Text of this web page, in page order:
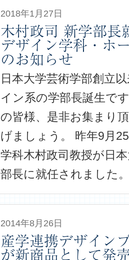
2018年1月27日
木村政司 新学部長
デザイン学科・ホ
のお知らせ
日本大学芸術学部創立
イン系の学部長誕生で
の皆様、是非お集まり
げましょう。 昨年9月
学科木村政司教授が日
部長に就任されました
2014年8月26日
産学連携デザイン
が新商品として発